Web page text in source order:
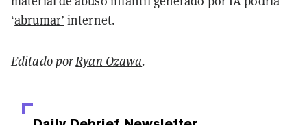
‘abrumar’ internet.
Editado porRyan Ozawa.